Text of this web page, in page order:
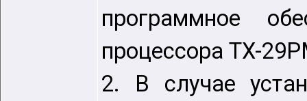
программное
процессора TX-
2. В случае